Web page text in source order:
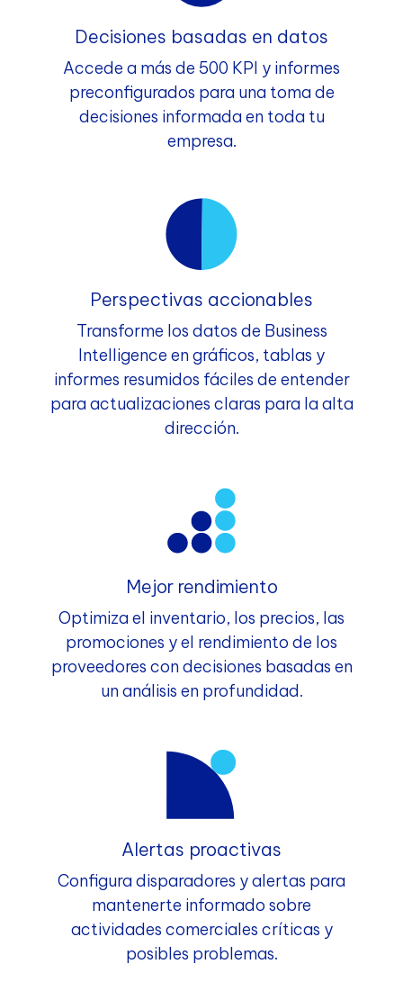
Decisiones basadas en datos
Accede a más de 500 KPI y informes
preconfigurados para una toma de
decisiones informada en toda tu
empresa.
Perspectivas accionables
Transforme los datos de Business
Intelligence en gráficos, tablas y
informes resumidos fáciles de entender
para actualizaciones claras para la alta
dirección.
Mejor rendimiento
Optimiza el inventario, los precios, las
promociones y el rendimiento de los
proveedores con decisiones basadas en
un análisis en profundidad.
Alertas proactivas
Configura disparadores y alertas para
mantenerte informado sobre
actividades comerciales críticas y
posibles problemas.